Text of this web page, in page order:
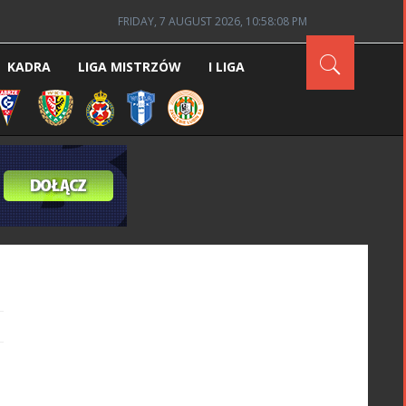
FRIDAY, 7 AUGUST 2026, 10:58:09 PM
KADRA LIGA MISTRZÓW I LIGA